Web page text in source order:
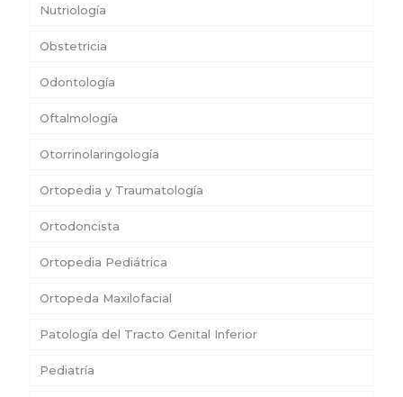
Nutriología
Obstetricia
Odontología
Oftalmología
Otorrinolaringología
Ortopedia y Traumatología
Ortodoncista
Ortopedia Pediátrica
Ortopeda Maxilofacial
Patología del Tracto Genital Inferior
Pediatría